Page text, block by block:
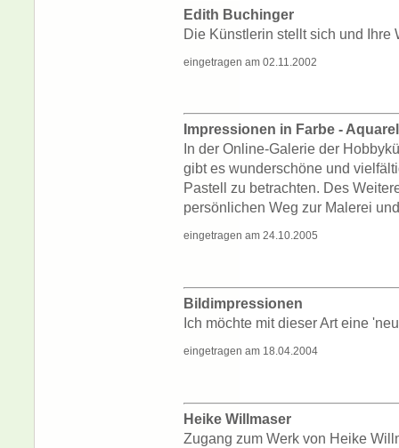
Edith Buchinger
Die Künstlerin stellt sich und Ihre
eingetragen am 02.11.2002
Impressionen in Farbe -
In der Online-Galerie der
gibt es wunderschöne und
Pastell zu betrachten. Des
persönlichen Weg zur Malerei
eingetragen am 24.10.2005
Bildimpressionen
Ich möchte mit dieser Art eine
eingetragen am 18.04.2004
Heike Willmaser
Zugang zum Werk von Heike